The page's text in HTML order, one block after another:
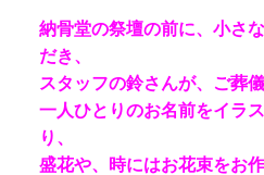
納骨堂の祭壇の前に、小さ
だき、
スタッフの鈴さんが、ご葬
一人ひとりのお名前をイラ
り、
盛花や、時にはお花束をお